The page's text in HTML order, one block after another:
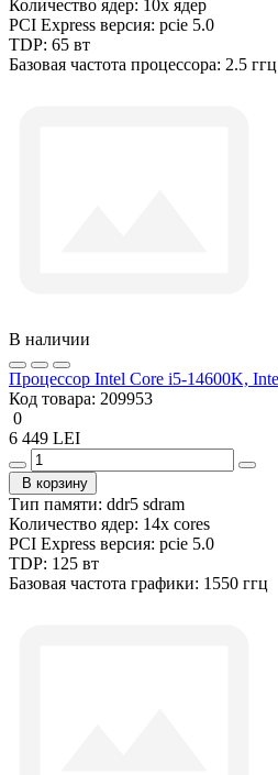
Количество ядер: 10x ядер
PCI Express версия: pcie 5.0
TDP: 65 вт
Базовая частота процессора: 2.5 ггц
В наличии
Процессор Intel Core i5-14600K,
Код товара: 209953
0
6 449 LEI
В корзину
Тип памяти: ddr5 sdram
Количество ядер: 14x cores
PCI Express версия: pcie 5.0
TDP: 125 вт
Базовая частота графики: 1550 ггц